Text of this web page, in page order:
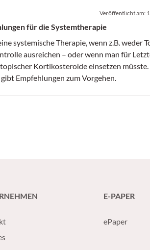
Veröffentlicht am:
für die Systemtherapie
systemische Therapie, wenn z.B. weder
ausreichen – oder wenn man für
Kortikosteroide einsetzen müsste.
Empfehlungen zum Vorgehen.
E-PAPER
ePaper